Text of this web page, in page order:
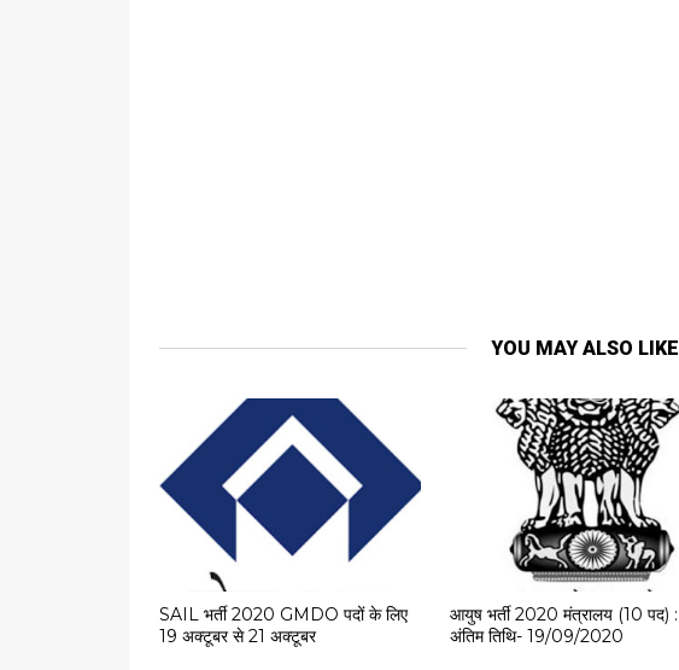
YOU MAY ALSO LIKE
SAIL भर्ती 2020 GMDO पदों के लिए
19 अक्टूबर से 21 अक्टूबर
आयुष भर्ती 2020 मंत्रालय (10 पद) :
अंतिम तिथि- 19/09/2020